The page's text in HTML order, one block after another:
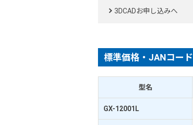
3DCADお申し込みへ
標準価格・JANコード
型名
GX-12001L